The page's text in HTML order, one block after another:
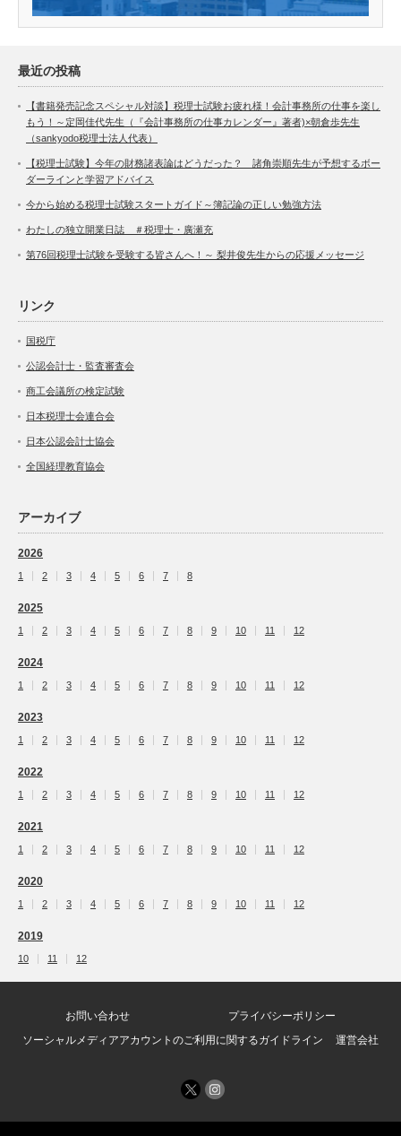
最近の投稿
【書籍発売記念スペシャル対談】税理士試験お疲れ様！会計事務所の仕事を楽し
もう！～定岡佳代先生（『会計事務所の仕事カレンダー』著者)×朝倉歩先生
（sankyodo税理士法人代表）
【税理士試験】今年の財務諸表論はどうだった？ 諸角崇順先生が予想するボー
ダーラインと学習アドバイス
今から始める税理士試験スタートガイド～簿記論の正しい勉強方法
わたしの独立開業日誌 ＃税理士・廣瀬充
第76回税理士試験を受験する皆さんへ！～ 梨井俊先生からの応援メッセージ
リンク
国税庁
公認会計士・監査審査会
商工会議所の検定試験
日本税理士会連合会
日本公認会計士協会
全国経理教育協会
アーカイブ
2026
1 2 3 4 5 6 7 8
2025
1 2 3 4 5 6 7 8 9 10 11 12
2024
1 2 3 4 5 6 7 8 9 10 11 12
2023
1 2 3 4 5 6 7 8 9 10 11 12
2022
1 2 3 4 5 6 7 8 9 10 11 12
2021
1 2 3 4 5 6 7 8 9 10 11 12
2020
1 2 3 4 5 6 7 8 9 10 11 12
2019
10 11 12
お問い合わせ
プライバシーポリシー
ソーシャルメディアアカウントのご利用に関するガイドライン
運営会社